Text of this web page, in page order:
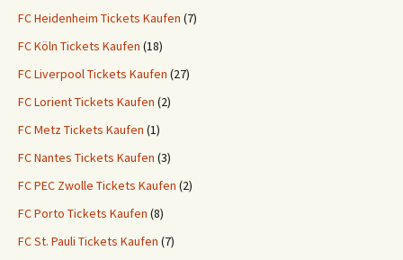
FC Heidenheim Tickets Kaufen (7)
FC Köln Tickets Kaufen (18)
FC Liverpool Tickets Kaufen (27)
FC Lorient Tickets Kaufen (2)
FC Metz Tickets Kaufen (1)
FC Nantes Tickets Kaufen (3)
FC PEC Zwolle Tickets Kaufen (2)
FC Porto Tickets Kaufen (8)
FC St. Pauli Tickets Kaufen (7)